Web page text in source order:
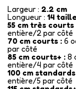
Largeur : 2.2 cm
Longueur : 14
55 cm très courts
entière/2 par côté
70 cm courts : 6
par côté
85 cm courts+ : 8
entière/4 par côté
100 cm
entière/5 par côté